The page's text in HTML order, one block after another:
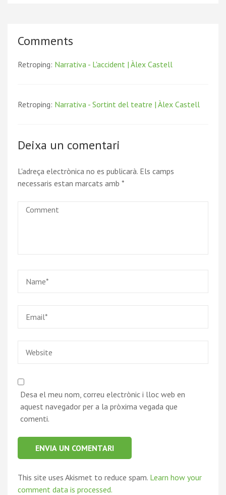
Comments
Retroping: Narrativa - L'accident | Àlex Castell
Retroping: Narrativa - Sortint del teatre | Àlex Castell
Deixa un comentari
L'adreça electrònica no es publicarà. Els camps
necessaris estan marcats amb *
Desa el meu nom, correu electrònic i lloc web en
aquest navegador per a la pròxima vegada que
comenti.
This site uses Akismet to reduce spam. Learn how your
comment data is processed.